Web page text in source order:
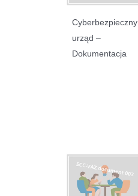
Cyberbezpieczny
urząd –
Dokumentacja